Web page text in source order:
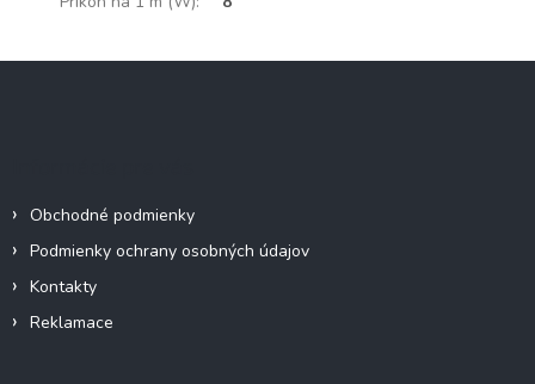
Obchodné podmienky
Podmienky ochrany osobných údajov
Kontakty
Reklamace